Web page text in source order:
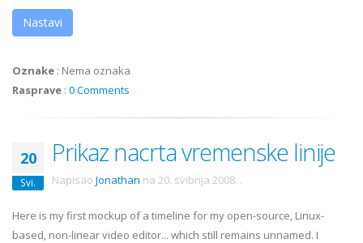
Nastavi
Oznake : Nema oznaka
Rasprave : 0 Comments
20
Svi.
Prikaz nacrta vremenske linije
Napisao Jonathan na 20. svibnja 2008. .
Here is my first mockup of a timeline for my open-source, Linux-
based, non-linear video editor... which still remains unnamed. I